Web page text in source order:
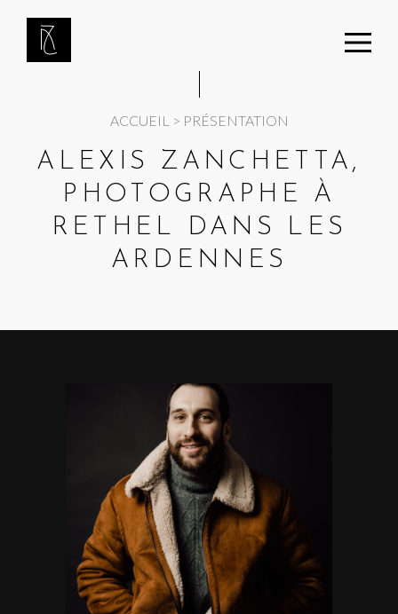
ACCUEIL > PRÉSENTATION
ALEXIS ZANCHETTA,
PHOTOGRAPHE À
RETHEL DANS LES
ARDENNES